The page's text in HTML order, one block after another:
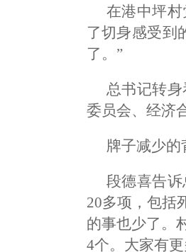
在港中坪
了切身感受到
了。”
总书记转
委员会、经济
牌子减少
段德喜告
20多项，包括
的事也少了。
4个。大家有